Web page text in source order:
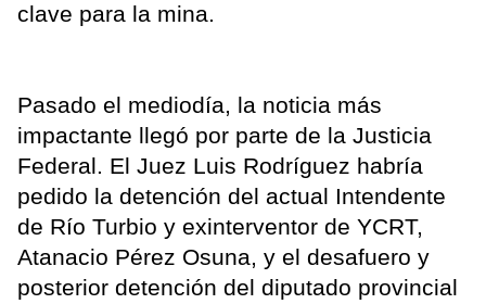
clave para la mina.
Pasado el mediodía, la noticia más
impactante llegó por parte de la Justicia
Federal. El Juez Luis Rodríguez habría
pedido la detención del actual Intendente
de Río Turbio y exinterventor de YCRT,
Atanacio Pérez Osuna, y el desafuero y
posterior detención del diputado provincial